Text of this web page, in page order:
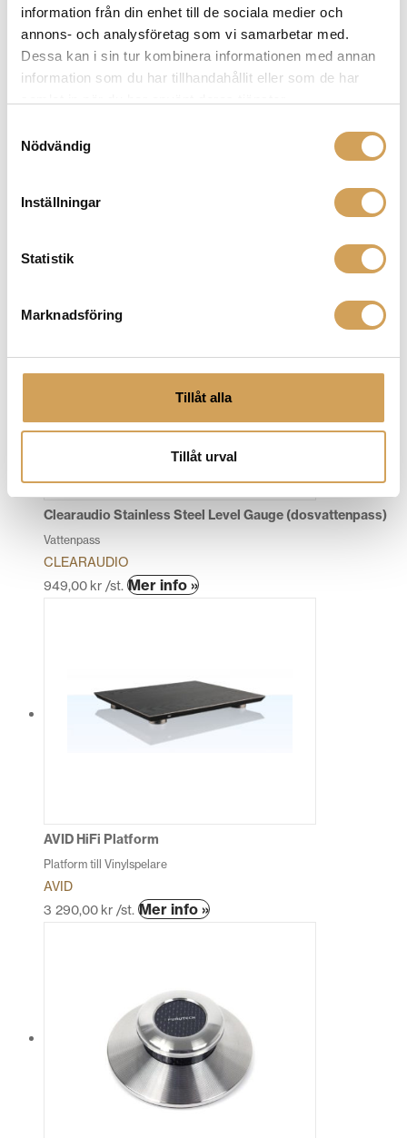
information från din enhet till de sociala medier och
annons- och analysföretag som vi samarbetar med.
Dessa kan i sin tur kombinera informationen med annan
information som du har tillhandahållit eller som de har
Nödvändig
Inställningar
Statistik
Marknadsföring
Tillåt alla
Tillåt urval
Relaterade produkter
Clearaudio Stainless Steel Level Gauge (dosvattenpass)
Vattenpass
CLEARAUDIO
949,00 kr /st. Mer info »Den
varianter.
De
olika
AVID HiFi Platform
Platform till Vinylspelare
AVID
3 290,00 kr /st. Mer info »Den
varianter.
De
olika
alternativen
kan